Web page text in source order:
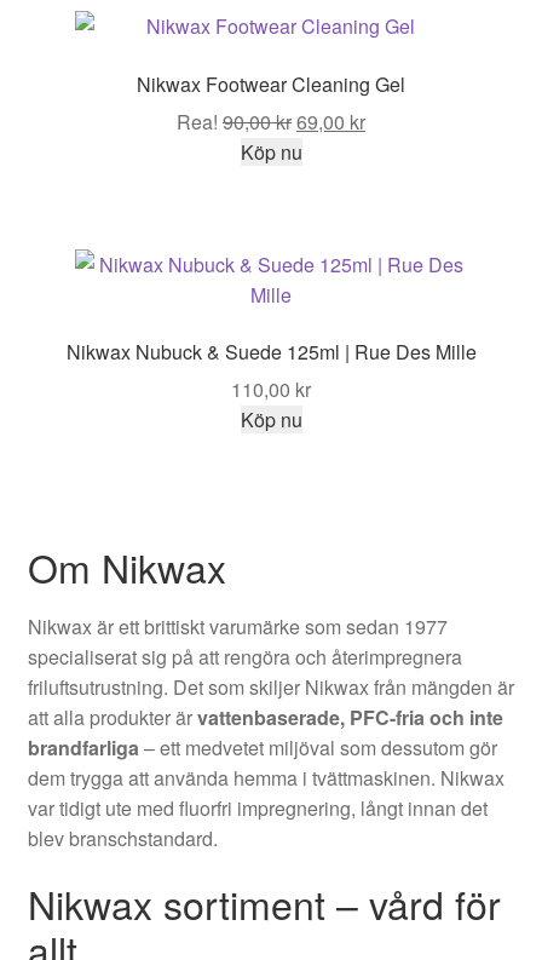
Nikwax Footwear Cleaning Gel
Rea! 90,00krDet
ursprungliga
69,00 krDet
Köp nu
Nikwax Nubuck & Suede 125ml | Rue Des Mille
110,00 kr
Köp nu
Om Nikwax
Nikwax är ett brittiskt varumärke som sedan 1977
specialiserat sig på att rengöra och återimpregnera
friluftsutrustning. Det som skiljer Nikwax från mängden är
att alla produkter ärvattenbaserade, PFC-fria och inte
brandfarliga– ett medvetet miljöval som dessutom gör
dem trygga att använda hemma i tvättmaskinen. Nikwax
var tidigt ute med fluorfri impregnering, långt innan det
blev branschstandard.
Nikwax sortiment – vård för